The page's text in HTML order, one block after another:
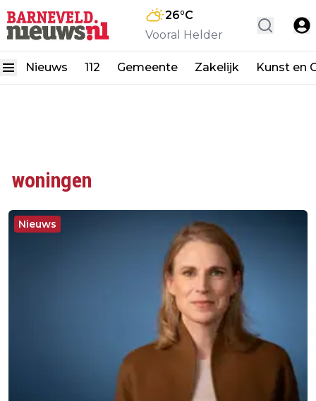
26°C
Vooral Helder
Nieuws 112 Gemeente Zakelijk Kunst en
woningen
Nieuws